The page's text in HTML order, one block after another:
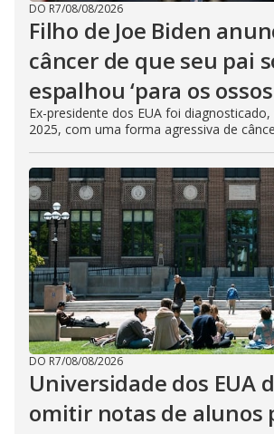
DO R7/08/08/2026
Filho de Joe Biden
câncer de que seu pai
espalhou ‘para os
Ex-presidente dos EUA foi
2025, com uma forma agressiva de
DO R7/08/08/2026
Universidade dos EUA
omitir notas de alunos